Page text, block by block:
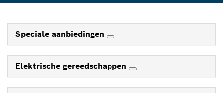
Speciale aanbiedingen
Elektrische gereedschappen